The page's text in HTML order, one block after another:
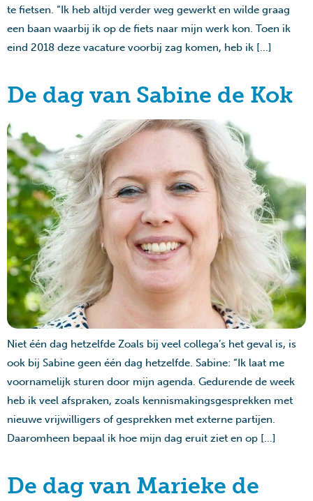
te fietsen. “Ik heb altijd verder weg gewerkt en wilde graag
een baan waarbij ik op de fiets naar mijn werk kon. Toen ik
eind 2018 deze vacature voorbij zag komen, heb ik […]
De dag van Sabine de Kok
Niet één dag hetzelfde Zoals bij veel collega’s het geval is, is
ook bij Sabine geen één dag hetzelfde. Sabine: “Ik laat me
voornamelijk sturen door mijn agenda. Gedurende de week
heb ik veel afspraken, zoals kennismakingsgesprekken met
nieuwe vrijwilligers of gesprekken met externe partijen.
Daaromheen bepaal ik hoe mijn dag eruit ziet en op […]
De dag van Marieke de